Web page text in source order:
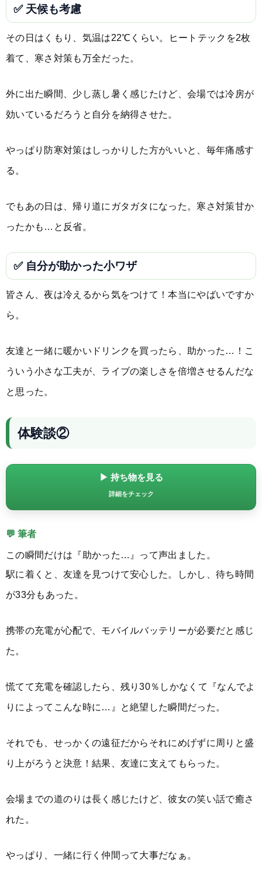
✅ 天候も考慮
その日はくもり、気温は22℃くらい。ヒートテックを2枚
着て、寒さ対策も万全だった。
外に出た瞬間、少し蒸し暑く感じたけど、会場では冷房が
効いているだろうと自分を納得させた。
やっぱり防寒対策はしっかりした方がいいと、毎年痛感す
る。
でもあの日は、帰り道にガタガタになった。寒さ対策甘か
ったかも…と反省。
✅ 自分が助かった小ワザ
皆さん、夜は冷えるから気をつけて！本当にやばいですか
ら。
友達と一緒に暖かいドリンクを買ったら、助かった…！こ
ういう小さな工夫が、ライブの楽しさを倍増させるんだな
と思った。
体験談②
▶ 持ち物を見る
詳細をチェック
💬 筆者
この瞬間だけは『助かった…』って声出ました。
駅に着くと、友達を見つけて安心した。しかし、待ち時間
が33分もあった。
携帯の充電が心配で、モバイルバッテリーが必要だと感じ
た。
慌てて充電を確認したら、残り30％しかなくて『なんでよ
りによってこんな時に…』と絶望した瞬間だった。
それでも、せっかくの遠征だからそれにめげずに周りと盛
り上がろうと決意！結果、友達に支えてもらった。
会場までの道のりは長く感じたけど、彼女の笑い話で癒さ
れた。
やっぱり、一緒に行く仲間って大事だなぁ。